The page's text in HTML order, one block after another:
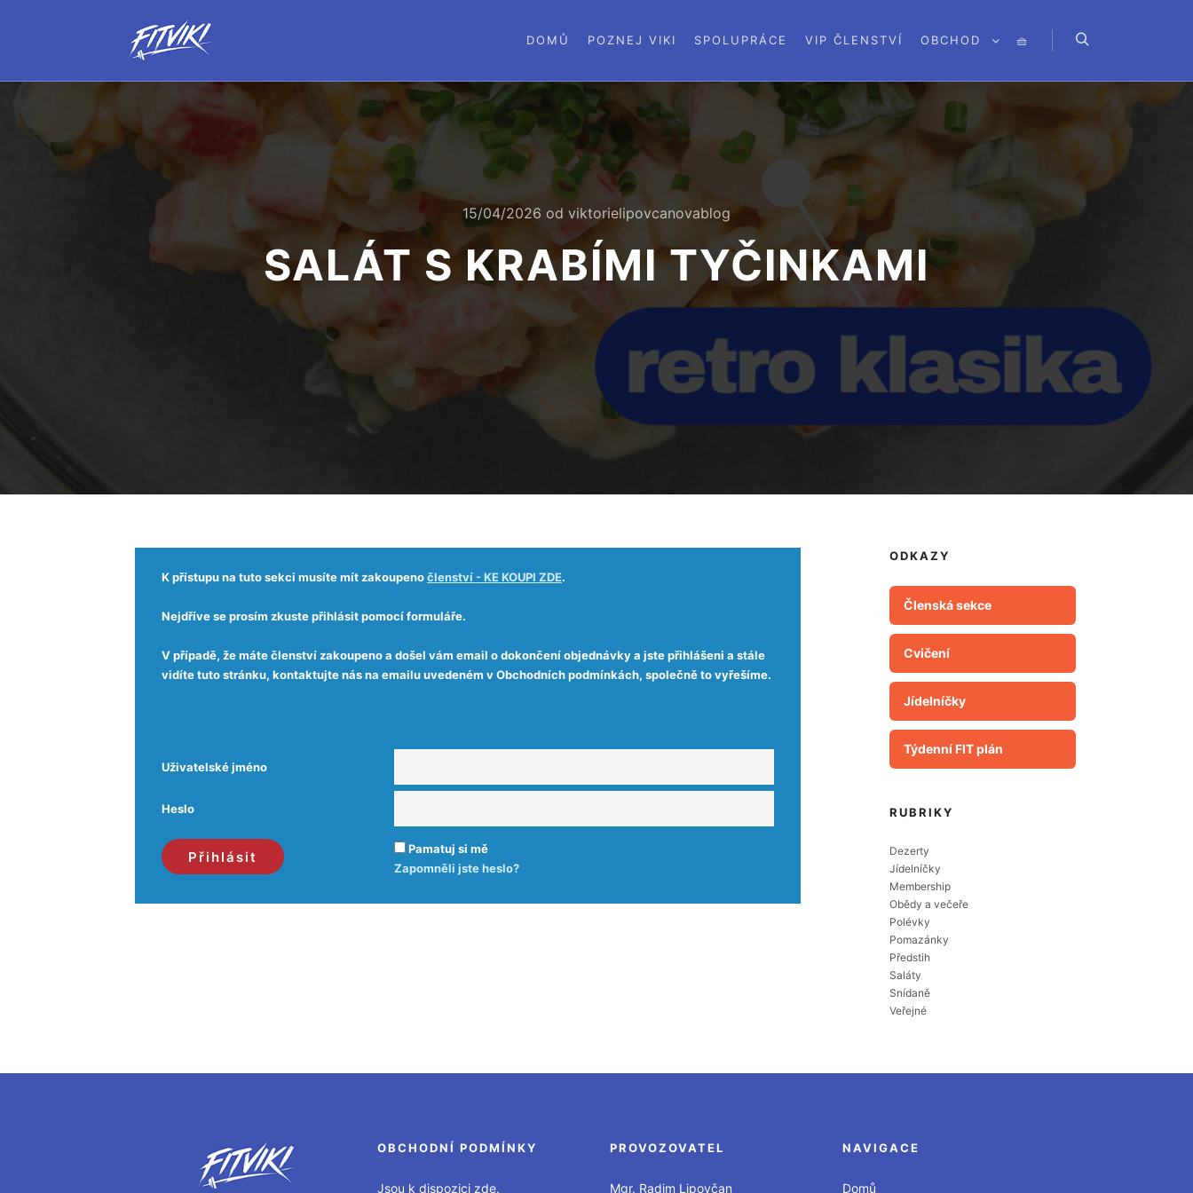
DOMŮ POZNEJ VIKI SPOLUPRÁCE VIP ČLENSTVÍ OBCHOD 🧺
15/04/2026 od viktorielipovcanovablog
SALÁT S KRABÍMI TYČINKAMI
K přístupu na tuto sekci musíte mít zakoupenočlenství - KE KOUPI ZDE.
Nejdříve se prosím zkuste přihlásit pomocí formuláře.
V případě, že máte členství zakoupeno a došel vám email o dokončení objednávky a jste přihlášeni a stále
vidíte tuto stránku, kontaktujte nás na emailu uvedeném v Obchodních podmínkách, společně to vyřešíme.
Uživatelské jméno
Heslo
Pamatuj si mě
Zapomněli jste heslo?
ODKAZY
Členská sekce
Cvičení
Jídelníčky
Týdenní FIT plán
RUBRIKY
Dezerty
Jídelníčky
Membership
Obědy a večeře
Polévky
Pomazánky
Předstih
Saláty
Snídaně
Veřejné
OBCHODNÍ PODMÍNKY
Jsou k dispozici zde.
PROVOZOVATEL
Mgr. Radim Lipovčan
NAVIGACE
Domů